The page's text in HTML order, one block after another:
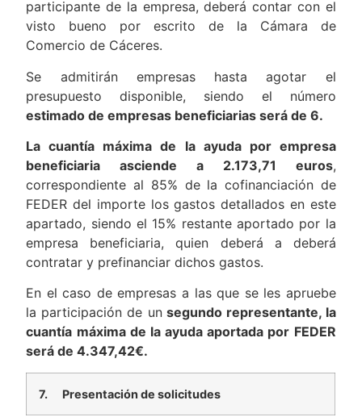
participante de la empresa, deberá contar con el
visto bueno por escrito de la Cámara de
Comercio de Cáceres.
Se admitirán empresas hasta agotar el
presupuesto disponible, siendo el número
estimado de empresas beneficiarias será de 6.
La cuantía máxima de la ayuda por empresa
beneficiaria asciende a 2.173,71 euros,
correspondiente al 85% de la cofinanciación de
FEDER del importe los gastos detallados en este
apartado, siendo el 15% restante aportado por la
empresa beneficiaria, quien deberá a deberá
contratar y prefinanciar dichos gastos.
En el caso de empresas a las que se les apruebe
la participación de unsegundo representante, la
cuantía máxima de la ayuda aportada por FEDER
será de 4.347,42€.
7. Presentación de solicitudes